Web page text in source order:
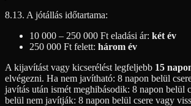
8.13. A jótállás időtartama:
10 000 – 250 000 Ft eladási ár: két év
250 000 Ft felett: három év
A kijavítást vagy kicserélést legfeljebb 15
elvégezni. Ha nem javítható: 8 napon belül
javítás után ismét meghibásodik: 8 napon belül
belül nem javítják: 8 napon belül csere vagy